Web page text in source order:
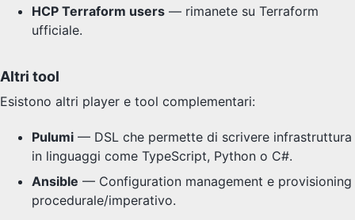
HCP Terraform users — rimanete su Terraform
ufficiale.
Altri tool
Esistono altri player e tool complementari:
Pulumi — DSL che permette di scrivere infrastruttura
in linguaggi come TypeScript, Python o C#.
Ansible — Configuration management e provisioning
procedurale/imperativo.